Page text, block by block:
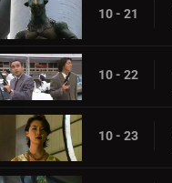
10 - 21
10 - 22
10 - 23